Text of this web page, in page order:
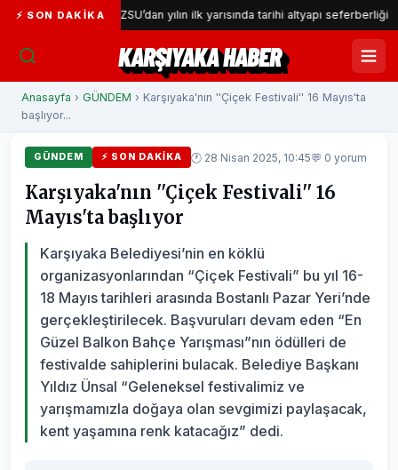
⚡ SON DAKIKAİZSU’dan yılın ilk yarısında tarihi altyapı seferberliği
KARŞIYAKA HABER
Anasayfa › GÜNDEM › Karşıyaka'nın ''Çiçek Festivali'' 16 Mayıs'ta
başlıyor...
GÜNDEM ⚡ SON DAKIKA 🕐 28 Nisan 2025, 10:45💬 0 yorum
Karşıyaka'nın ''Çiçek Festivali'' 16
Mayıs'ta başlıyor
Karşıyaka Belediyesi’nin en köklü
organizasyonlarından “Çiçek Festivali” bu yıl 16-
18 Mayıs tarihleri arasında Bostanlı Pazar Yeri’nde
gerçekleştirilecek. Başvuruları devam eden “En
Güzel Balkon Bahçe Yarışması”nın ödülleri de
festivalde sahiplerini bulacak. Belediye Başkanı
Yıldız Ünsal “Geleneksel festivalimiz ve
yarışmamızla doğaya olan sevgimizi paylaşacak,
kent yaşamına renk katacağız” dedi.